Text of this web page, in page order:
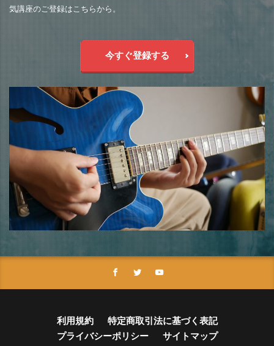
気講座のご登録はこちらから。
今すぐ登録する
利用規約
特定商取引法に基づく表記
プライバシーポリシー
サイトマップ